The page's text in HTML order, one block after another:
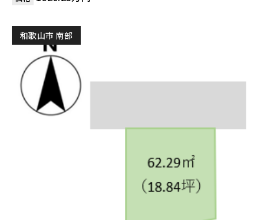
和歌山市 南部